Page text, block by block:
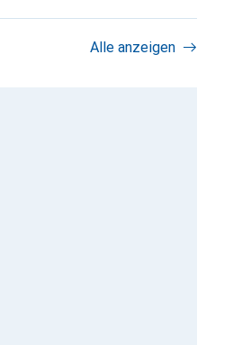
Alle anzeigen